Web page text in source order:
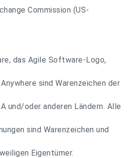
Commission (US-
das Agile Software-Logo,
sind Warenzeichen der
und/oder anderen Ländern. Alle
sind Warenzeichen und
Eigentümer.